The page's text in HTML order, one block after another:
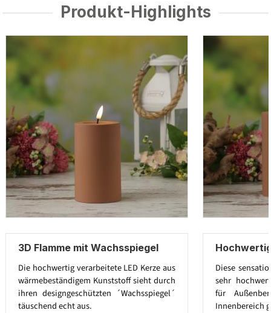
Produkt-Highlights
3D Flamme mit Wachsspiegel
Die hochwertig verarbeitete LED Kerze aus
wärmebeständigem Kunststoff sieht durch
ihren designgeschützten ´Wachsspiegel´
täuschend echt aus.
Diese
sehr
für
Innenbereich